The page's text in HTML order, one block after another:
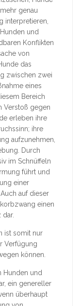
genau
interpretieren,
und
Konflikten
von
das
zwischen zwei
eines
Bereich
Verstoß gegen
erleben ihre
ihre
aufzunehmen,
Durch
im Schnüffeln
führt und
einer
auf dieser
einen
ist somit nur
Verfügung
können.
Hunden und
ein genereller
überhaupt